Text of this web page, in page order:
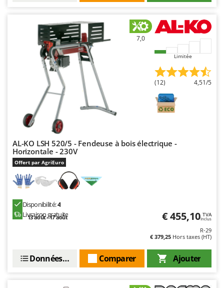
7,0
Limitée
(12) 4,51/5
AL-KO LSH 520/5 - Fendeuse à bois électrique -
Horizontale - 230V
Offert par AgriEuro
Disponibilité:4
Livraison gratuite
13 août - 17 août € 455,10 TVA
Inclus
R-29
€ 379,25 Hors taxes (HT)
Ajouter
Comparer
Données techniques